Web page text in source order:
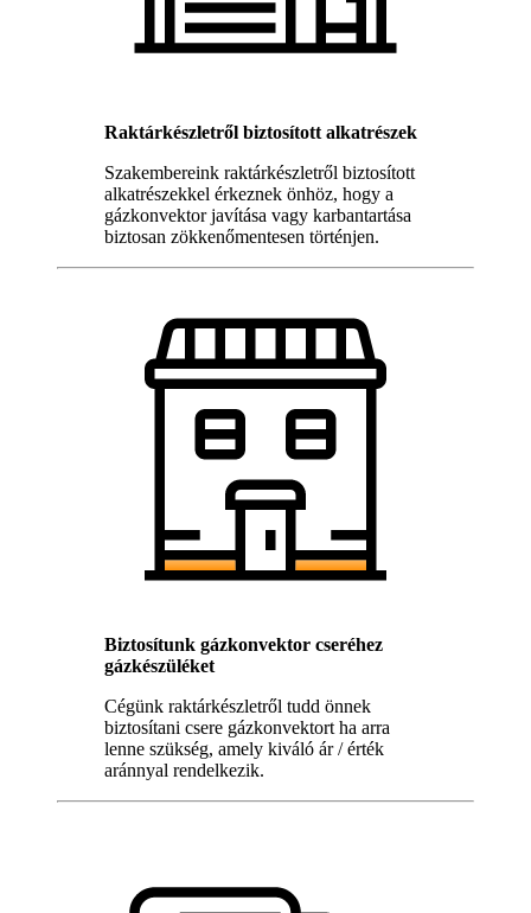
Raktárkészletről biztosított alkatrészek
Szakembereink raktárkészletről biztosított
alkatrészekkel érkeznek önhöz, hogy a
gázkonvektor javítása vagy karbantartása
biztosan zökkenőmentesen történjen.
Biztosítunk gázkonvektor cseréhez
gázkészüléket
Cégünk raktárkészletről tudd önnek
biztosítani csere gázkonvektort ha arra
lenne szükség, amely kiváló ár / érték
aránnyal rendelkezik.